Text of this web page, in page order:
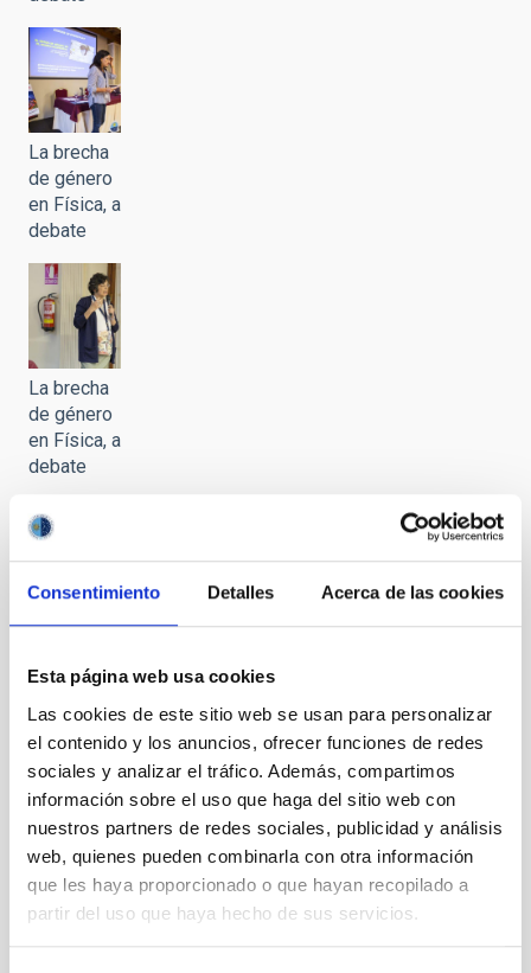
Consentimiento Detalles Acerca de las cookies
Esta página web usa cookies
Las cookies de este sitio web se usan para personalizar
el contenido y los anuncios, ofrecer funciones de redes
sociales y analizar el tráfico. Además, compartimos
información sobre el uso que haga del sitio web con
nuestros partners de redes sociales, publicidad y análisis
web, quienes pueden combinarla con otra información
que les haya proporcionado o que hayan recopilado a
partir del uso que haya hecho de sus servicios.
La brecha
de género
en Física, a
debate
La brecha
de género
en Física, a
debate
La brecha
en Física, a
La brecha
de género
en Física, a